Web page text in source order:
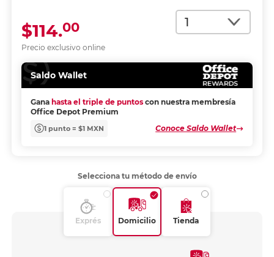
Cantidad
Precio exclusivo online
$114.00
Saldo Wallet
Gana hasta el triple de puntos con nuestra membresía
Office Depot Premium
1 punto = $1 MXN Conoce Saldo Wallet
Selecciona tu método de envío
Exprés Domicilio Tienda